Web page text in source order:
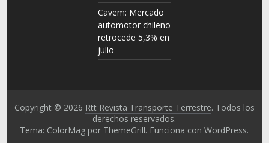
Cavem: Mercado
automotor chileno
retrocede 5,3% en
julio
Copyright © 2026 Rtt Revista Transporte Terrestre. Todos los
derechos reservados.
Tema: ColorMag por ThemeGrill. Funciona conWordPress.